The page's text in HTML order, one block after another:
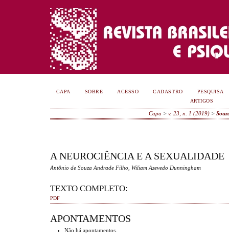
CAPA SOBRE ACESSO CADASTRO
PESQUISA
ARTIGOS
Capa >v. 23, n. 1 (2019) >
A NEUROCIÊNCIA E A SEXUALIDADE
Antônio de Souza Andrade Filho, Wiliam Azevedo Dunningham
TEXTO COMPLETO:
PDF
APONTAMENTOS
Não há apontamentos.